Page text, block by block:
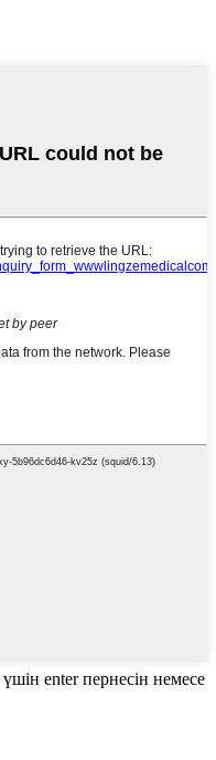
үшін enter пернесін немесе